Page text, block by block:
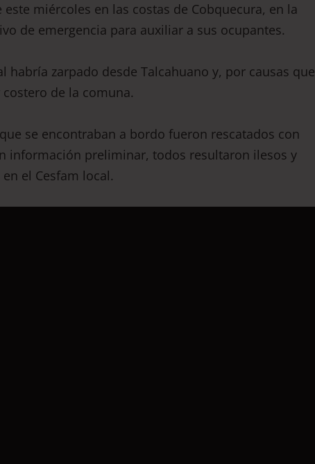
miércoles en las costas de Cobquecura, en la
de emergencia para auxiliar a sus ocupantes.
habría zarpado desde Talcahuano y, por causas que
de la comuna.
se encontraban a bordo fueron rescatados con
información preliminar, todos resultaron ilesos y
el Cesfam local.